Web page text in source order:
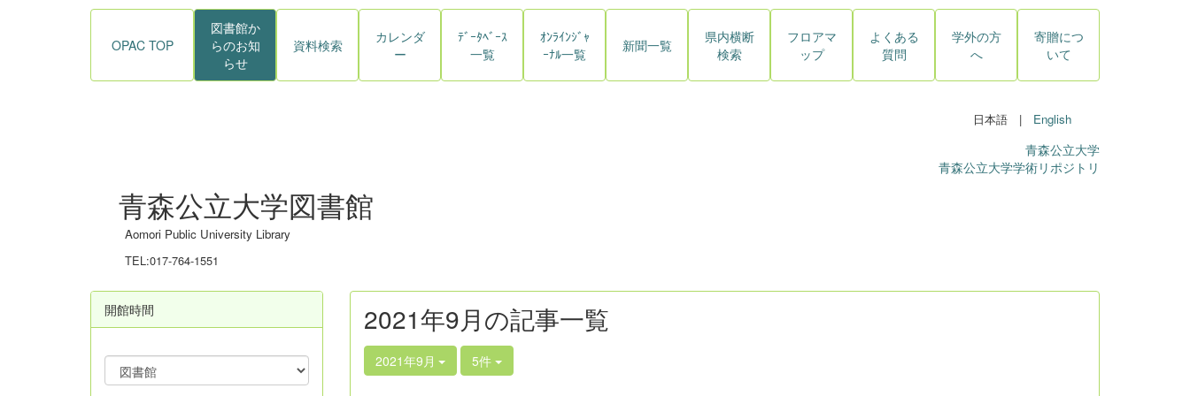
OPAC TOP
図書館か
らのお知
らせ
資料検索
カレンダ
ー
ﾃﾞｰﾀﾍﾞｰｽ
一覧
ｵﾝﾗｲﾝｼﾞｬ
ｰﾅﾙ一覧
新聞一覧
県内横断
検索
フロアマ
ップ
よくある
質問
学外の方
へ
寄贈につ
いて
日本語 | English
青森公立大学
青森公立大学学術リポジトリ
青森公立大学図書館
Aomori Public University Library
TEL:017-764-1551
2021年9月の記事一覧
2021年9月 5件
開館時間